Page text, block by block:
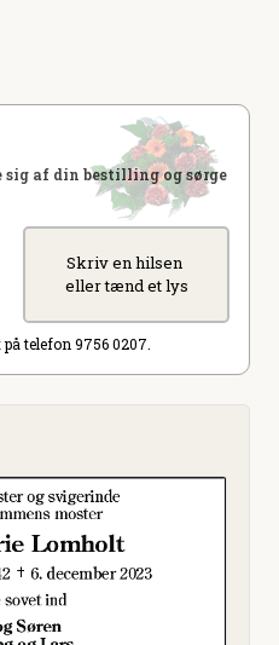
af din bestilling og sørge
Skriv en hilsen
eller tænd et lys
telefon 9756 0207.